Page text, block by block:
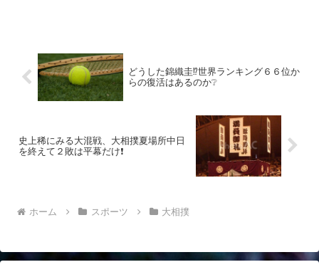
どうした錦織圭⁉️世界ランキング６６位か
らの復活はあるのか❔
史上稀にみる大混戦、大相撲夏場所中日
を終えて２敗は平幕だけ❗
ホーム スポーツ 大相撲